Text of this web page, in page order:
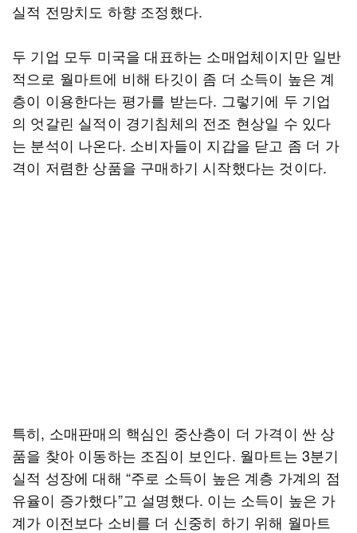
실적 전망치도 하향 조정했다.
두 기업 모두 미국을 대표하는 소매업체이지만 일반
적으로 월마트에 비해 타깃이 좀 더 소득이 높은 계
층이 이용한다는 평가를 받는다. 그렇기에 두 기업
의 엇갈린 실적이 경기침체의 전조 현상일 수 있다
는 분석이 나온다. 소비자들이 지갑을 닫고 좀 더 가
격이 저렴한 상품을 구매하기 시작했다는 것이다.
특히, 소매판매의 핵심인 중산층이 더 가격이 싼 상
품을 찾아 이동하는 조짐이 보인다. 월마트는 3분기
실적 성장에 대해 “주로 소득이 높은 계층 가계의 점
유율이 증가했다”고 설명했다. 이는 소득이 높은 가
계가 이전보다 소비를 더 신중히 하기 위해 월마트